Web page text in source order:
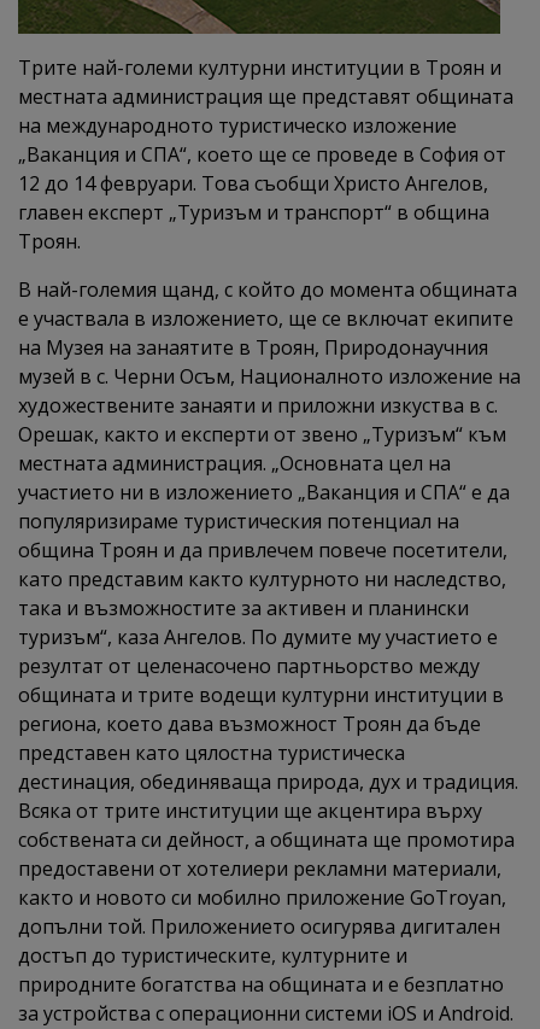
Трите най-големи културни институции в Троян и
местната администрация ще представят общината
на международното туристическо изложение
„Ваканция и СПА“, което ще се проведе в София от
12 до 14 февруари. Това съобщи Христо Ангелов,
главен експерт „Туризъм и транспорт“ в община
Троян.
В най-големия щанд, с който до момента общината
е участвала в изложението, ще се включат екипите
на Музея на занаятите в Троян, Природонаучния
музей в с. Черни Осъм, Националното изложение на
художествените занаяти и приложни изкуства в с.
Орешак, както и експерти от звено „Туризъм“ към
местната администрация. „Основната цел на
участието ни в изложението „Ваканция и СПА“ е да
популяризираме туристическия потенциал на
община Троян и да привлечем повече посетители,
като представим както културното ни наследство,
така и възможностите за активен и планински
туризъм“, каза Ангелов. По думите му участието е
резултат от целенасочено партньорство между
общината и трите водещи културни институции в
региона, което дава възможност Троян да бъде
представен като цялостна туристическа
дестинация, обединяваща природа, дух и традиция.
Всяка от трите институции ще акцентира върху
собствената си дейност, а общината ще промотира
предоставени от хотелиери рекламни материали,
както и новото си мобилно приложение GoTroyan,
допълни той. Приложението осигурява дигитален
достъп до туристическите, културните и
природните богатства на общината и е безплатно
за устройства с операционни системи iOS и Android.